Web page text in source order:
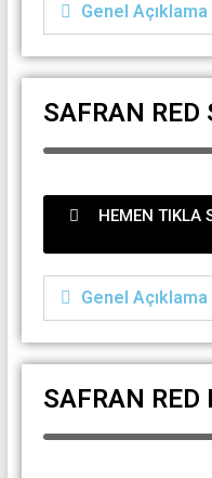
Genel Açıklama
SAFRAN RED
HEMEN TIKLA
Genel Açıklama
SAFRAN RED